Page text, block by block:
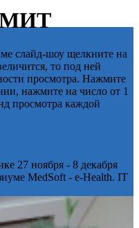
слайд-шоу щелкните на
то под ней
просмотра. Нажмите
нажмите на число от 1
просмотра каждой
27 ноября - 8 декабря
MedSoft - e-Health. IT